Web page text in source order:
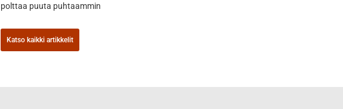
polttaa puuta puhtaammin
Katso kaikki artikkelit